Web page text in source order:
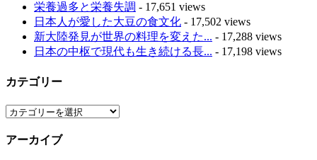
栄養過多と栄養失調 - 17,651 views
日本人が愛した大豆の食文化 - 17,502 views
新大陸発見が世界の料理を変えた... - 17,288 views
日本の中枢で現代も生き続ける長... - 17,198 views
カテゴリー
カ
ゴ
アーカイブ